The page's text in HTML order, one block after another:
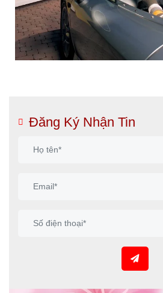
Đăng Ký Nhận Tin